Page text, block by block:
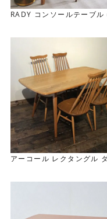
コンパクトサイズなの
るなど、幅広くお使い
RADY コンソールテーブル
アーコール レクタングル
Ercol Rectangle Dining